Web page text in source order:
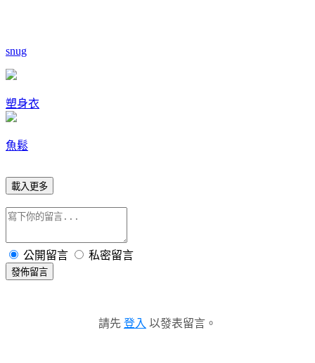
snug
塑身衣
魚鬆
載入更多
公開留言 私密留言
發佈留言
請先 登入 以發表留言。